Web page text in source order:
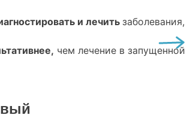
и лечить заболевания,
чем лечение в запущенной